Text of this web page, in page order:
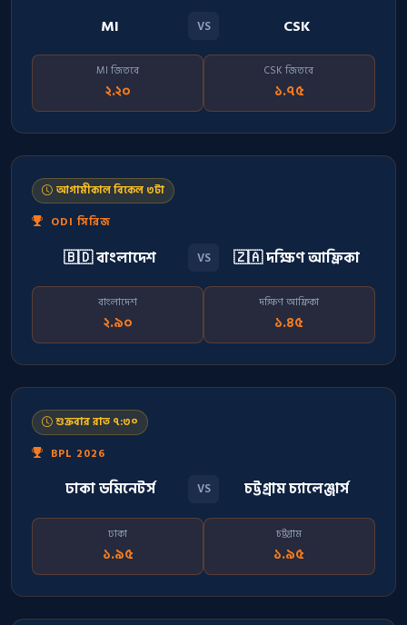
MI VS CSK
MI জিতবে
২.২০
CSK জিতবে
১.৭৫
আগামীকাল বিকেল ৩টা
ODI সিরিজ
🇧🇩 বাংলাদেশ VS 🇿🇦 দক্ষিণ আফ্রিকা
বাংলাদেশ
২.৯০
দক্ষিণ আফ্রিকা
১.৪৫
শুক্রবার রাত ৭:৩০
BPL 2026
ঢাকা ডমিনেটর্স VS চট্টগ্রাম চ্যালেঞ্জার্স
ঢাকা
১.৯৫
চট্টগ্রাম
১.৯৫